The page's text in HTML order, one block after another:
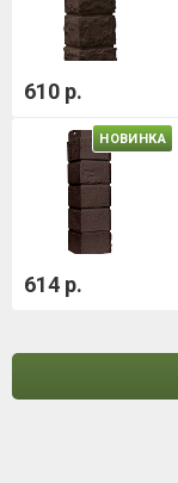
610 р.
НОВИНКА
614 р.